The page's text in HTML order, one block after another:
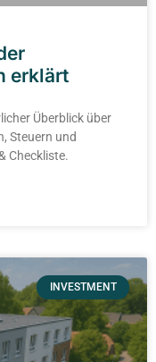
erklärt
Überblick über
Steuern und
Checkliste.
INVESTMENT